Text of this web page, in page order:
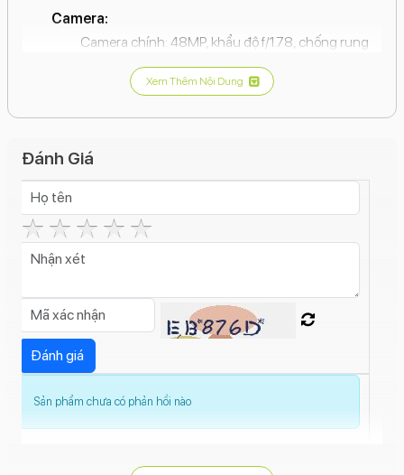
Đánh Giá
Sản phẩm chưa có phản hồi nào
Camera:
Camera chính: 48MP, khẩu độ f/1.78, chống rung
quang học Sensor-Shift OIS thế hệ mới.
Camera Ultra Wide: 12MP, f/2.2.
Camera telephoto: 12MP, f/2.8, zoom quang học
Tính năng khác:
Action Button.
Apple Intelligence.
Wi-Fi 7.
USB-C
Khung viền Titanium Grade 5, các màu sắc:
Hệ điều hành:iOS 18.
Xem Thêm Nội Dung